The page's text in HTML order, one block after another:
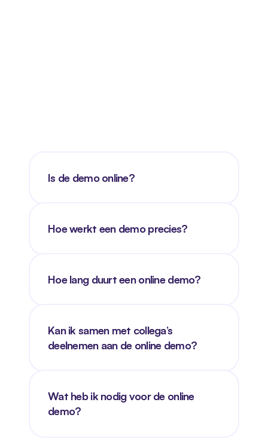
Is de demo online?
Hoe werkt een demo precies?
Hoe lang duurt een online demo?
Kan ik samen met collega’s
deelnemen aan de online demo?
Wat heb ik nodig voor de online
demo?